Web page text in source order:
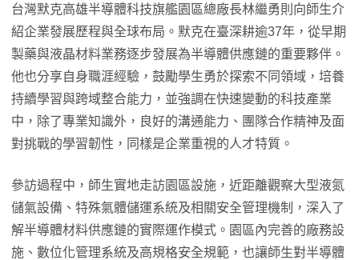
台灣默克高雄半導體科技旗艦園區總廠長林繼勇則向師生介
紹企業發展歷程與全球布局。默克在臺深耕逾37年，從早期
製藥與液晶材料業務逐步發展為半導體供應鏈的重要夥伴。
他也分享自身職涯經驗，鼓勵學生勇於探索不同領域，培養
持續學習與跨域整合能力，並強調在快速變動的科技產業
中，除了專業知識外，良好的溝通能力、團隊合作精神及面
對挑戰的學習韌性，同樣是企業重視的人才特質。
參訪過程中，師生實地走訪園區設施，近距離觀察大型液氮
儲氣設備、特殊氣體儲運系統及相關安全管理機制，深入了
解半導體材料供應鏈的實際運作模式。園區內完善的廠務設
施、數位化管理系統及高規格安全規範，也讓師生對半導體